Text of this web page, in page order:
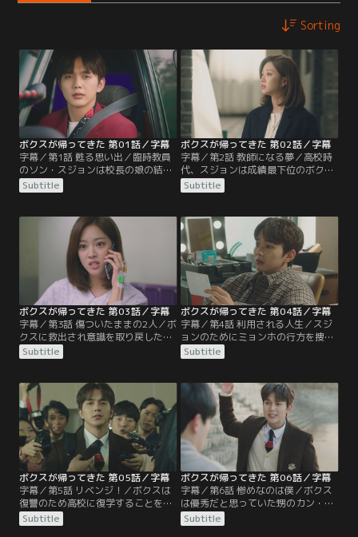
Sorting
ボクスが帰ってきた 第01話／字幕
字幕／第1話 甦る思い出／臨時教員
のソン・スジョンは校長の娘の結婚
式に行くが、正規採用にしないと言
われ最悪な気分で式場をあとにす
連れ出そうとしていたカン・ボクス
は、逃げる途中でスジョンとすれ違
Subtitle
ボクスが帰ってきた 第02話／字幕
字幕／第2話 教師になる夢／高校時
代、スジョンは成績最下位のボクス
に、一生懸命国語を教えていた。そ
の結果、ボクスは前回のテストから
から教師になるよう勧められたスジ
ョンは、大人になって教師になる
が…。
Subtitle
ボクスが帰ってきた 第03話／字幕
字幕／第3話 傷ついたままの2人／ボ
クスに救出され意識を取り戻したス
ジョンは、自分から大金を騙し取っ
たキム・ミョンホに電話をかける。
は留守番電話に怒りのメッセージを
残す。それをこっそり聞いていたボ
クスは…。
Subtitle
ボクスが帰ってきた 第04話／字幕
字幕／第4話 利用される人生／スジ
ョンのためにミョンホの行方を捜す
ボクス。そんなボクスのもとに、元
担任のパク・ドンジュン先生がやっ
める。それを聞いていたボクスの母
は激怒し、パク先生を追い出してし
まう！
Subtitle
ボクスが帰ってきた 第05話／字幕
字幕／第5話 リベンジ！／ボクスは
復讐のため高校に復学することを決
意。学校に登校したボクスは、大勢
の記者が集まる体育館に連れていか
Subtitle
ボクスが帰ってきた 第06話／字幕
字幕／第6話 惨めなのは僕／ボクス
は優秀だと思っていた甥のカン・イ
ノが、実は落ちこぼれで使い走りに
されていると知り激怒。しかしイノ
Subtitle